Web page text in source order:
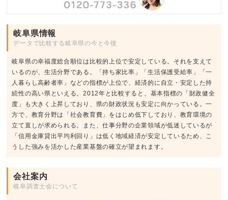
岐阜県情報
データで比較する岐阜県の今と今後
岐阜県の幸福度総合順位は比較的上位で安定している。それを支えて
いるのが、生活分野である。「持ち家比率」「生活保護受給率」「一
人暮らし高齢者率」などの指標が上位で、経済的に自立・安定した持
続性の高い県といえる。2012年と比較すると、基本指標の「財政健全
度」も大きく上昇しており、県の財政状況も安定に向かっている。一
方で、教育分野は「社会教育費」をはじめ低下しており、教育環境の
立て直しが求められる。また、仕事分野の企業領域が低迷しているが
「信用金庫貸出平均利回り」は低く地域経済が安定しているため、こ
うした強みを活かした産業基盤の確立が望まれます。
会社案内
岐阜調査士会について